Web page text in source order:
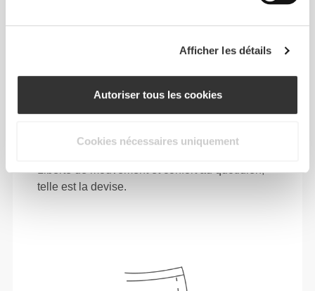
Afficher les détails
Autoriser tous les cookies
Cookies nécessaires uniquement
Liberté de mouvement et confort au quotidien,
telle est la devise.